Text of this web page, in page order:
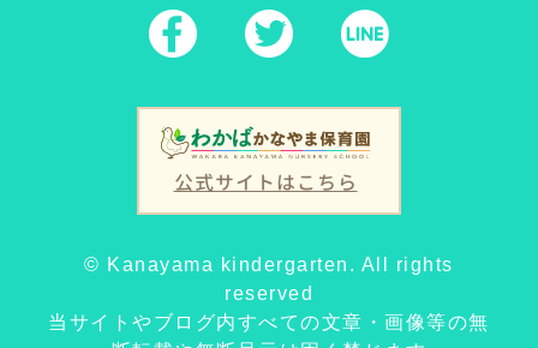
公式サイトはこちら
© Kanayama kindergarten. All rights
reserved
当サイトやブログ内すべての文章・画像等の無